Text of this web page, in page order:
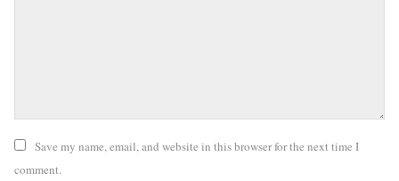
Save my name, email, and website in this browser for the next time I
comment.